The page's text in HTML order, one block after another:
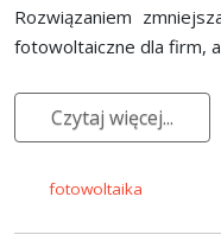
Rozwiązaniem
fotowoltaiczne dla firm,
Czytaj więcej...
fotowoltaika